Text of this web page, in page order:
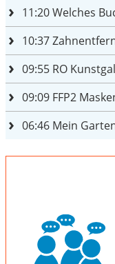
11:20Welches
10:37
09:55 RO
09:09 FFP2
06:46 Mein